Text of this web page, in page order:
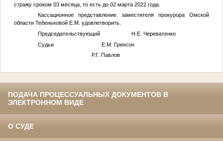
стражу сроком 03 месяца, то есть до 02 марта 2022 года.
Кассационное представление заместителя прокурора Омской
области Тебеньковой Е.М. удовлетворить.
Председательствующий Н.Е. Череватенко
Судьи Е.М. Гринсон
Р.Г. Павлов
ПОДАЧА ПРОЦЕССУАЛЬНЫХ ДОКУМЕНТОВ В
ЭЛЕКТРОННОМ ВИДЕ
О СУДЕ